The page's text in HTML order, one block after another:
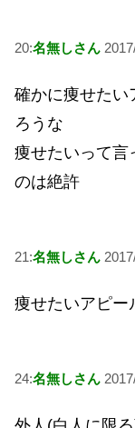
20:名無しさん
確かに痩せたい
ろうな
痩せたいって言
のは絶許
21:名無しさん
痩せたいアピー
24:名無しさん